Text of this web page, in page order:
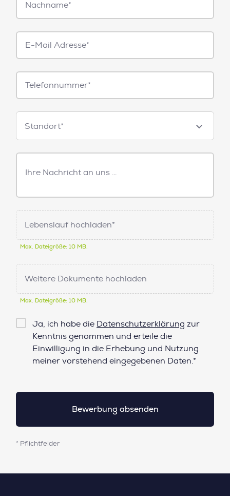
E-
Mail*
Telefonnummer
Standorte
Standort*
Freitext
Nachricht
Lebenslauf hochladen*
Max. Dateigröße: 10 MB.
Weitere Dokumente hochladen
Max. Dateigröße: 10 MB.
Checkbox
Datenschutz*
Ja, ich habe die Datenschutzerklärung zur
Kenntnis genommen und erteile die
Einwilligung in die Erhebung und Nutzung
meiner vorstehend eingegebenen Daten.*
* Pflichtfelder